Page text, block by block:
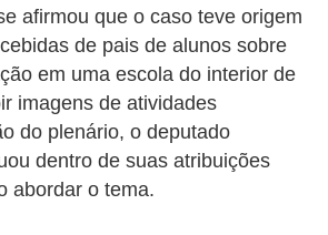
afirmou que o caso teve origem
de pais de alunos sobre
em uma escola do interior de
imagens de atividades
do plenário, o deputado
dentro de suas atribuições
abordar o tema.